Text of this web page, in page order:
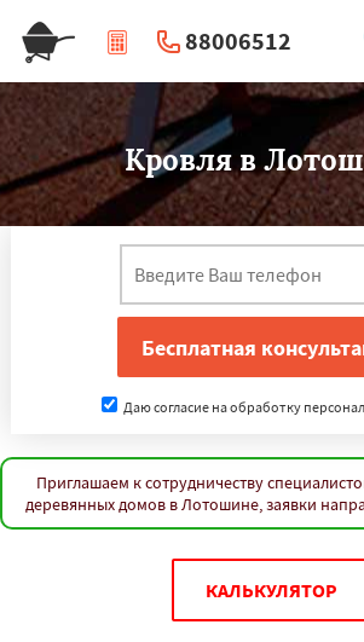
88006512
| Перезвоните
Кровля в
Даю согласие на обработку
Приглашаем к сотрудничеству
деревянных домов в Лотошине, заявки
КАЛЬКУЛЯТОР